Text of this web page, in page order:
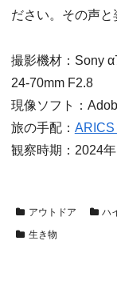
ださい。その声と
撮影機材：Sony
24-70mm F2.8
現像ソフト：
旅の手配： ARICS
観察時期：2024年
アウトドア ハ
生き物